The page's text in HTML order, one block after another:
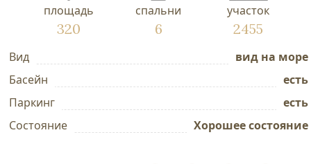
площадь
320
спальни
6
участок
2455
Вид
вид на море
Басейн
есть
Паркинг
есть
Состояние
Хорошее состояние